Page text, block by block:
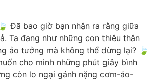
Đã bao giờ bạn nhận ra rằng giữa
Ta đang như những con thiêu thân
ảo tưởng mà không thể dừng lại? 🍃
cho mình những phút giây bình
còn lo ngại gánh nặng cơm-áo-